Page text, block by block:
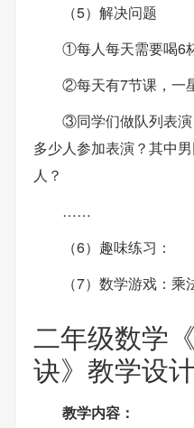
（5）解决问题
①每人每天需要喝6
②每天有7节课，一
③同学们做队列表
多少人参加表演？其中
人？
……
（6）趣味练习：
（7）数学游戏：乘
二年级数学
诀》教学设
教学内容：